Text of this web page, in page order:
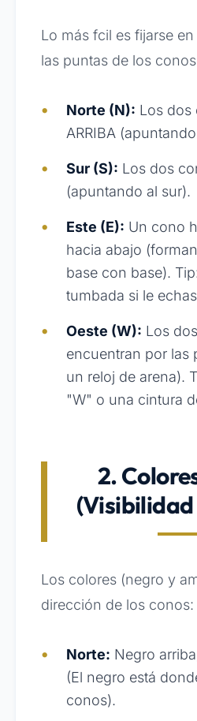
Lo más fcil es fijarse
las puntas de los
Norte (N): Los dos
ARRIBA
Sur (S): Los dos
(apuntando al sur).
Este (E): Un cono
hacia abajo
base con base).
tumbada si le
Oeste (W): Los
encuentran por las
un reloj de arena).
"W" o una cintura
2.
Los colores (negro y
dirección de los conos:
Norte: Negro
(El negro está
conos).